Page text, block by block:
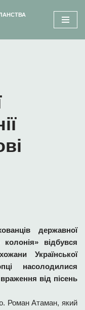
державної
відбувся
Української
насолодилися
від пісень
Роман Атаман, який